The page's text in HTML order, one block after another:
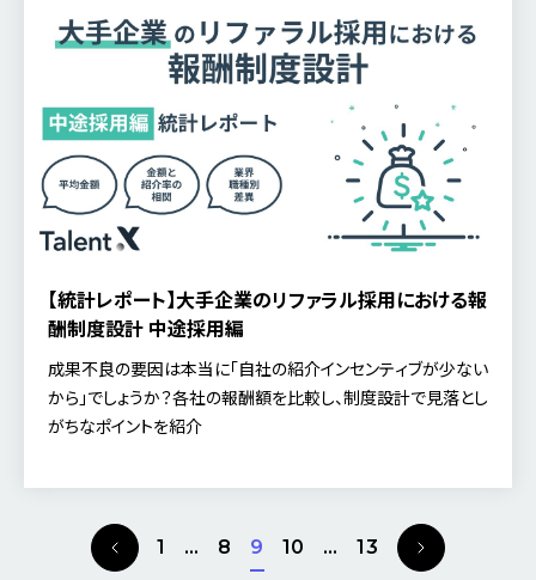
【統計レポート】大手企業のリファラル採用における報
酬制度設計 中途採用編
成果不良の要因は本当に「自社の紹介インセンティブが少ない
から」でしょうか？各社の報酬額を比較し、制度設計で見落とし
がちなポイントを紹介
P
r
1 … 8 9 10 … 13
N
e